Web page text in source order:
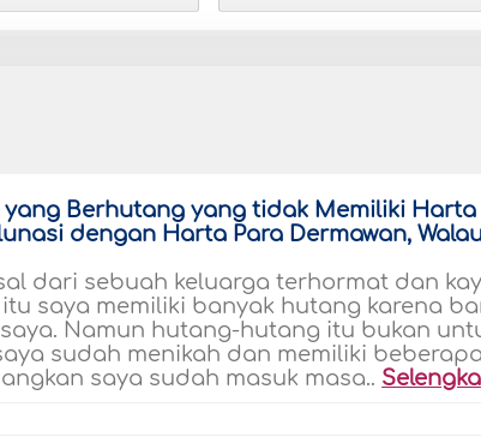
yang Berhutang yang tidak Memiliki
dengan Harta Para Dermawan,
dari sebuah keluarga terhormat dan
saya memiliki banyak hutang karena
Namun hutang-hutang itu bukan
sudah menikah dan memiliki
saya sudah masuk masa..